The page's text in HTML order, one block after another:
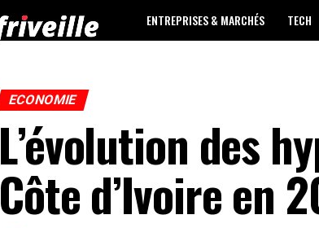
ENTREPRISES & MARCHÉS TECH
ECONOMIE
L’évolution des
Côte d’Ivoire en